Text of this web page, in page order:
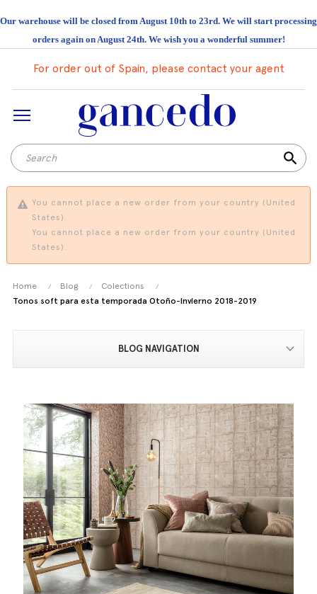
Our warehouse will be closed from August 10th to 23rd. We will start processing
orders again on August 24th. We wish you a wonderful summer!
For order out of Spain, please contact your agent
search
You cannot place a new order from your country (United
States).
You cannot place a new order from your country (United
States).
Home Blog
Colections
Tonos soft para esta temporada Otoño-Invierno 2018-2019
BLOG NAVIGATION